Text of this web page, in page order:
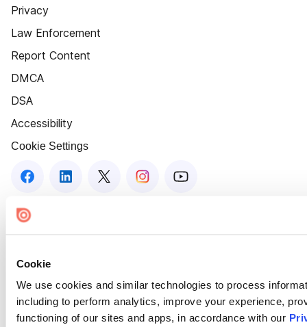
Cookie
We use cookies and similar technologies to process
including to perform analytics, improve your experience,
functioning of our sites and apps, in accordance with our
Privacy
Law Enforcement
Report Content
DMCA
DSA
Accessibility
Cookie Settings